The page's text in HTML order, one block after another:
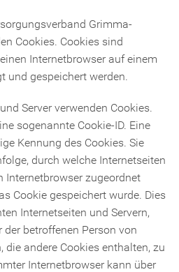
Grimma-
Cookies. Cookies sind
Internetbrowser auf einem
und gespeichert werden.
Server verwenden Cookies.
sogenannte Cookie-ID. Eine
Kennung des Cookies. Sie
durch welche Internetseiten
Internetbrowser zugeordnet
Cookie gespeichert wurde. Dies
Internetseiten und Servern,
betroffenen Person von
die andere Cookies enthalten, zu
Internetbrowser kann über